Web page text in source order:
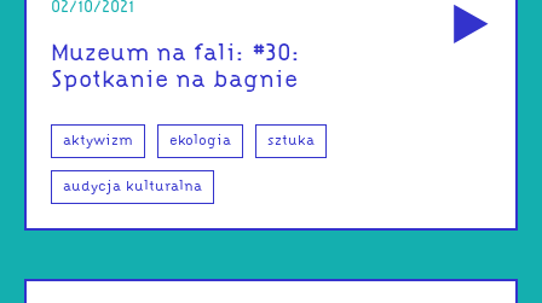
02/10/2021
Muzeum na fali: #30:
Spotkanie na bagnie
aktywizm ekologia sztuka
audycja kulturalna